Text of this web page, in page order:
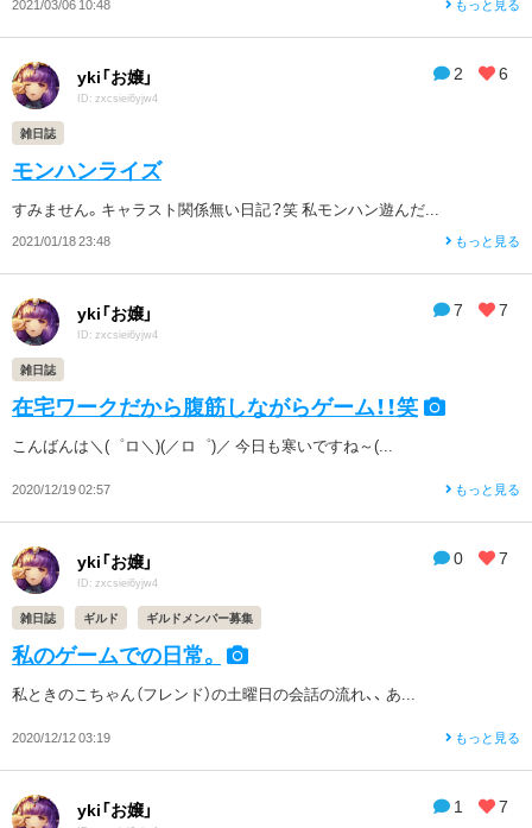
2 6
yki「お嬢」
ID: zxcsiei6yjw4
雑日誌
モンハンライズ
すみません。キャラスト関係無い日記？笑 私モンハン遊んだ...
2021/01/18 23:48 もっと見る
7 7
yki「お嬢」
ID: zxcsiei6yjw4
雑日誌
在宅ワークだから腹筋しながらゲーム！！笑
こんばんは＼(゜ロ＼)(／ロ゜)／ 今日も寒いですね～(...
2020/12/19 02:57 もっと見る
0 7
yki「お嬢」
ID: zxcsiei6yjw4
雑日誌 ギルド ギルドメンバー募集
私のゲームでの日常。
私ときのこちゃん（フレンド）の土曜日の会話の流れ、、 あ...
2020/12/12 03:19 もっと見る
1 7
yki「お嬢」